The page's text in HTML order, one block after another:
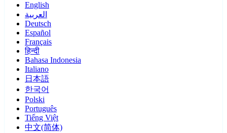
English
العربية
Deutsch
Español
Français
हिन्दी
Bahasa Indonesia
Italiano
日本語
한국어
Polski
Português
Tiếng Việt
中文(简体)